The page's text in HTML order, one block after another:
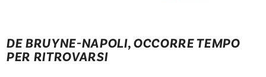
DE BRUYNE-NAPOLI, OCCORRE TEMPO
PER RITROVARSI